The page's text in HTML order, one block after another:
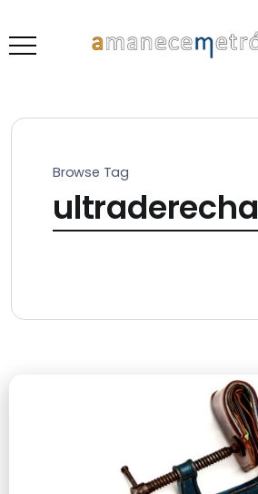
Browse Tag
ultraderecha